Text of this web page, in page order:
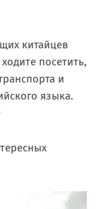
китайцев
посетить,
и
языка.